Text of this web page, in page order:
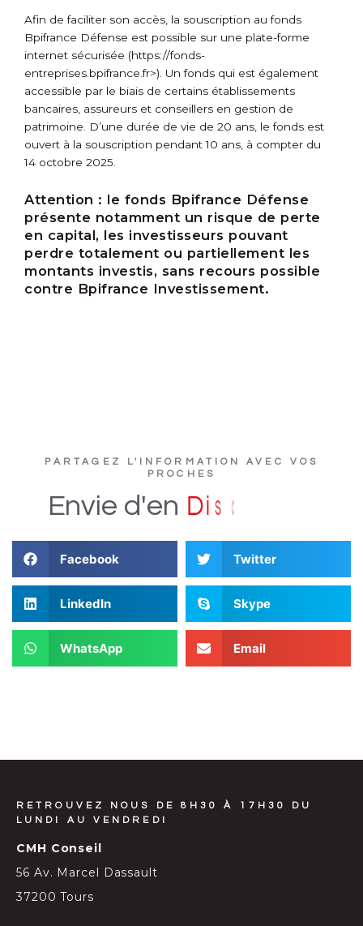
Afin de faciliter son accès, la souscription au fonds
Bpifrance Défense est possible sur une plate-forme
internet sécurisée (https://fonds-
entreprises.bpifrance.fr>). Un fonds qui est également
accessible par le biais de certains établissements
bancaires, assureurs et conseillers en gestion de
patrimoine. D’une durée de vie de 20 ans, le fonds est
ouvert à la souscription pendant 10 ans, à compter du
14 octobre 2025.
Attention : le fonds Bpifrance Défense
présente notamment un risque de perte
en capital, les investisseurs pouvant
perdre totalement ou partiellement les
montants investis, sans recours possible
contre Bpifrance Investissement.
PARTAGEZ L'INFORMATION AVEC VOS
PROCHES
Envie d'en Dis c
Facebook Twitter
LinkedIn Skype
WhatsApp Email
RETROUVEZ NOUS DE 8H30 À 17H30 DU
LUNDI AU VENDREDI
CMH Conseil
56 Av. Marcel Dassault
37200 Tours